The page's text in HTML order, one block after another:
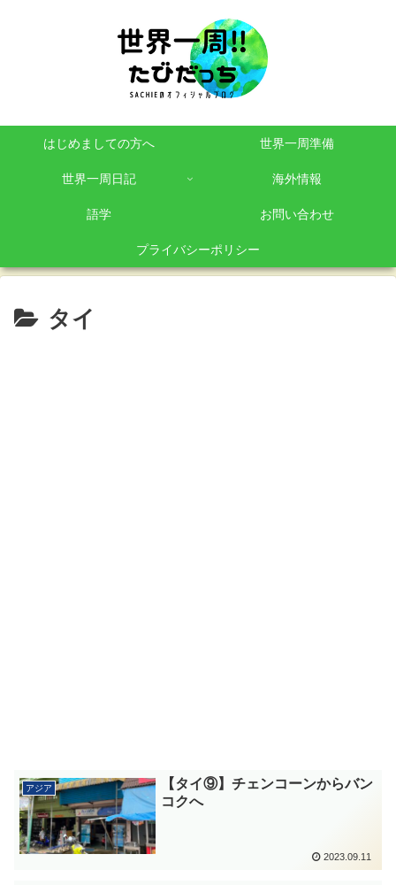
はじめましての方へ 世界一周準備
世界一周日記 海外情報
語学 お問い合わせ
プライバシーポリシー
タイ
アジア
【タイ⑨】チェンコーンからバン
コクへ
2023.09.11